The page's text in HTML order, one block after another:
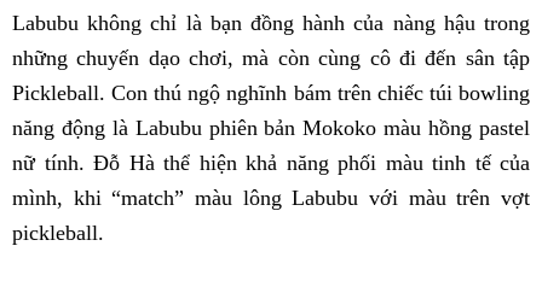
Labubu không chỉ là bạn đồng hành của nàng hậu trong
những chuyến dạo chơi, mà còn cùng cô đi đến sân tập
Pickleball. Con thú ngộ nghĩnh bám trên chiếc túi bowling
năng động là Labubu phiên bản Mokoko màu hồng pastel
nữ tính. Đỗ Hà thể hiện khả năng phối màu tinh tế của
mình, khi “match” màu lông Labubu với màu trên vợt
pickleball.